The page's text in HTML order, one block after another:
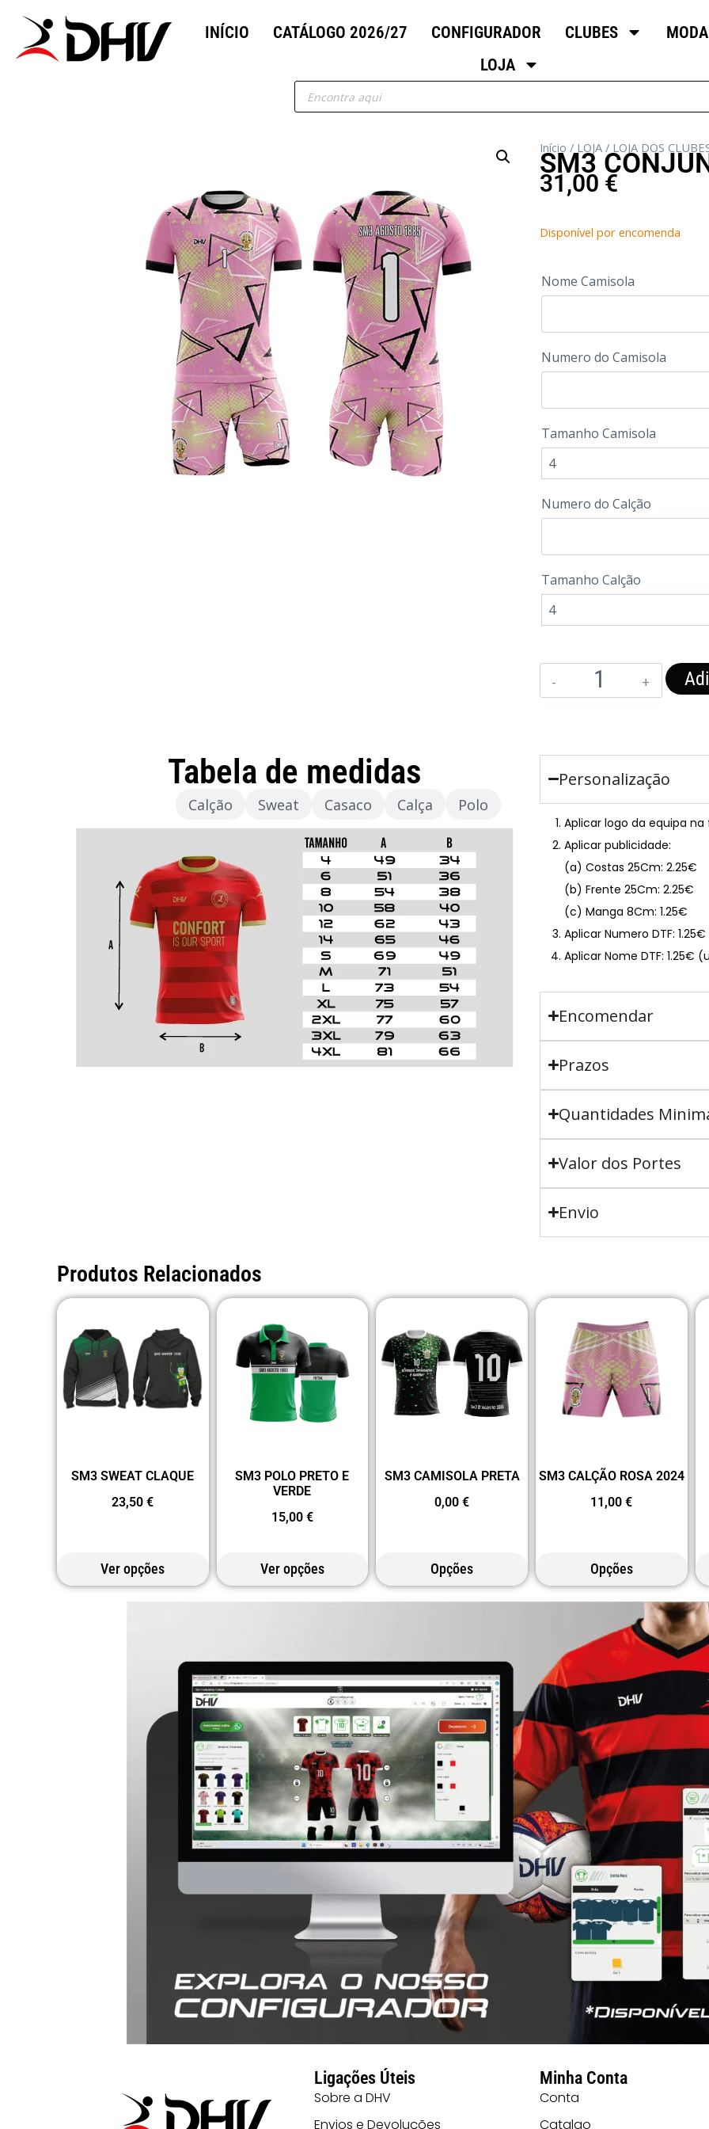
INÍCIO CATÁLOGO 2026/27 CONFIGURADOR CLUBES
LOJA
Início / LOJA / LOJA DOS
SM3
31,00 €
Disponível por encomenda
Nome Camisola
Numero do Camisola
Tamanho Camisola
Numero do Calção
Tamanho Calção
Tabela de medidas
Calção Sweat Casaco Calça Polo
Personalização
Aplicar logo da equipa na
Aplicar publicidade:
(a) Costas 25Cm: 2.25€
(b) Frente 25Cm: 2.25€
(c) Manga 8Cm: 1.25€
Aplicar Numero DTF:
Aplicar Nome DTF: 1.25€
Encomendar
Prazos
Quantidades
Valor dos Portes
Envio
Produtos Relacionados
SM3 SWEAT CLAQUE
23,50€
Ver opções
SM3 POLO PRETO E
VERDE
15,00 €
Ver opções
SM3 CAMISOLA PRETA
0,00€
Opções
SM3 CALÇÃO ROSA 2024
11,00€
Opções
Ligações Úteis
Sobre a DHV
Envios e Devoluções
Minha Conta
Conta
Catalgo